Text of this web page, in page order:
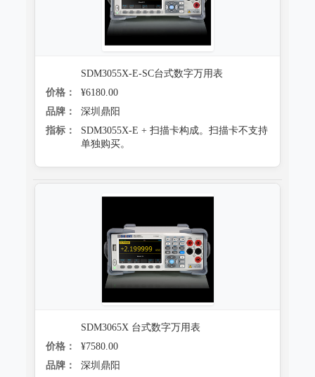
SDM3055X-E-SC台式数字万用表
价格：
¥6180.00
品牌：
深圳鼎阳
指标：
SDM3055X-E + 扫描卡构成。扫描卡不支持
单独购买。
SDM3065X 台式数字万用表
价格：
¥7580.00
品牌：
深圳鼎阳